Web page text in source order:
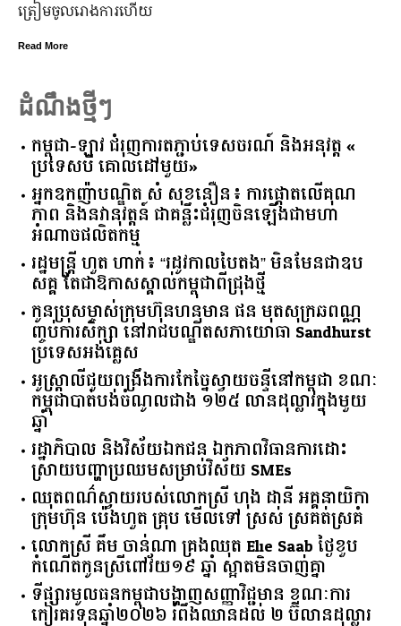
ត្រៀម​ចូល​រោងការ​ហើយ
Read More
ដំណឹងថ្មីៗ
កម្ពុជា​-​ឡាវ ​ជំរុញ​ការ​តភ្ជាប់​ទេសចរណ៍​ ​និង​អនុវត្ត​ ​«​
ប្រទេស​បី ​គោលដៅ​មួយ​»
អ្នកឧកញ៉ាបណ្ឌិត សំ សុខនឿន៖ ការផ្តោតលើគុណ
ភាព និងនវានុវត្តន៍ ជាគន្លឹះជំរុញចិនឡើងជាមហា
អំណាចផលិតកម្ម
រដ្ឋមន្ត្រី ហួត ហាក់៖ “រដូវកាលបៃតង” មិនមែនជាឧប
សគ្គ តែជាឱកាសស្គាល់កម្ពុជាពីជ្រុងថ្មី
កូនប្រុសម្ចាស់ក្រុមហ៊ុនហនុមាន ផន មុតសុក្រឆពណ្ណ
ញ្ចប់ការសិក្សា នៅរាជបណ្ឌិតសភាយោធា Sandhurst
ប្រទេសអង់គ្លេស
អូស្ត្រាលី​ជួយ​ពង្រឹង​ការ​កែច្នៃ​ស្វាយចន្ទី​នៅ​កម្ពុជា​ ​ខណៈ​
កម្ពុជា​បាត់បង់​ចំណូល​ជាង​ ​១២៥​ ​លាន​ដុល្លារ​ក្នុង​មួយ​
ឆ្នាំ​
រដ្ឋាភិបាល​ ​និង​វិស័យ​ឯកជន ​ឯកភាព​វិធានការ​ដោះ
ស្រាយ​បញ្ហា​ប្រឈម​​សម្រាប់​វិស័យ​ ​SMEs​
ឈុតពណ៌ស្វាយរបស់លោកស្រី ហុង ដានី អគ្គ​នាយិកា​
ក្រុមហ៊ុន ប៉េងហួត គ្រុប មើលទៅ ស្រស់ ស្រគត់ស្រគំ
លោកស្រី គឹម ចាន់ណា គ្រងឈុត Elie Saab ថ្ងៃខួប
កំណើតកូនស្រីពៅវ័យ១៩ ឆ្នាំ ស្អាតមិនចាញ់គ្នា
ទីផ្សារ​មូលធន​កម្ពុជា​បង្ហាញ​សញ្ញា​វិជ្ជមាន​ ​ខណៈ​ការ​
កៀរគរ​ទុន​ឆ្នាំ​២០២៦​ ​រំពឹង​ឈានដល់​ ​២​ ​ប៊ីលាន​ដុល្លារ​